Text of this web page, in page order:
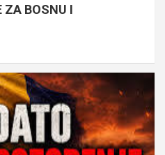
ZA BOSNU I